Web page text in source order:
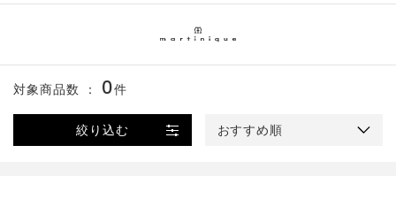
絞り込む おすすめ順
対象商品数 ： 0件